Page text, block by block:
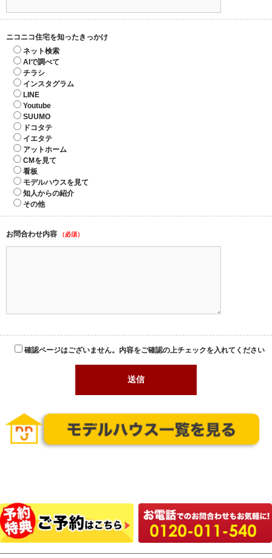
ニコニコ住宅を知ったきっかけ
ネット検索
AIで調べて
チラシ
インスタグラム
LINE
Youtube
SUUMO
ドコタテ
イエタテ
アットホーム
CMを見て
看板
モデルハウスを見て
知人からの紹介
その他
お問合わせ内容 （必須）
確認ページはございません。内容をご確認の上チェックを入れてください